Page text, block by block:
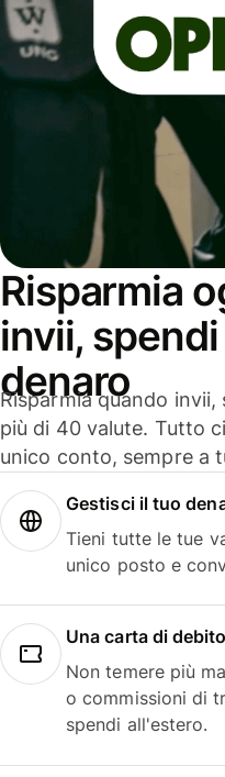
Risparmia
invii,
denaro
Risparmia quando
più di 40 valute. Tutto
unico conto, sempre a
Gestisci il tuo
Tieni tutte le tue
unico posto e
Una carta di
Non temere più
o commissioni di
spendi all'estero.